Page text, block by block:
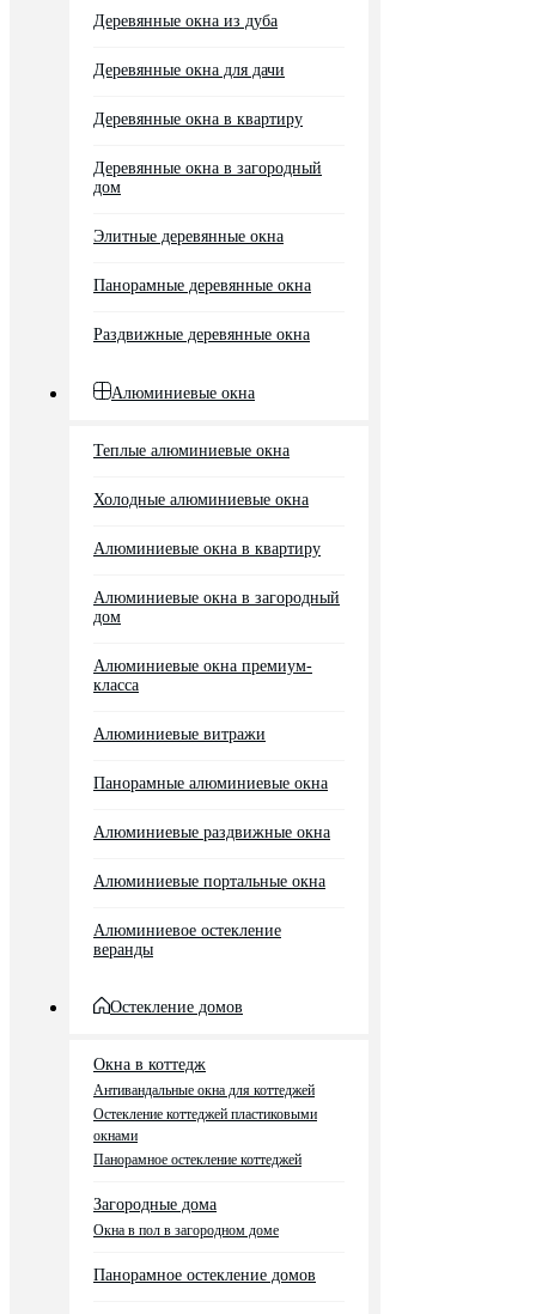
Деревянные окна из дуба
Деревянные окна для дачи
Деревянные окна в квартиру
Деревянные окна в загородный
дом
Элитные деревянные окна
Панорамные деревянные окна
Раздвижные деревянные окна
Алюминиевые окна
Теплые алюминиевые окна
Холодные алюминиевые окна
Алюминиевые окна в квартиру
Алюминиевые окна в загородный
дом
Алюминиевые окна премиум-
класса
Алюминиевые витражи
Панорамные алюминиевые окна
Алюминиевые раздвижные окна
Алюминиевые портальные окна
Алюминиевое остекление
веранды
Остекление домов
Окна в коттедж
Антивандальные окна для коттеджей
Остекление коттеджей пластиковыми
окнами
Панорамное остекление коттеджей
Загородные дома
Окна в пол в загородном доме
Панорамное остекление домов